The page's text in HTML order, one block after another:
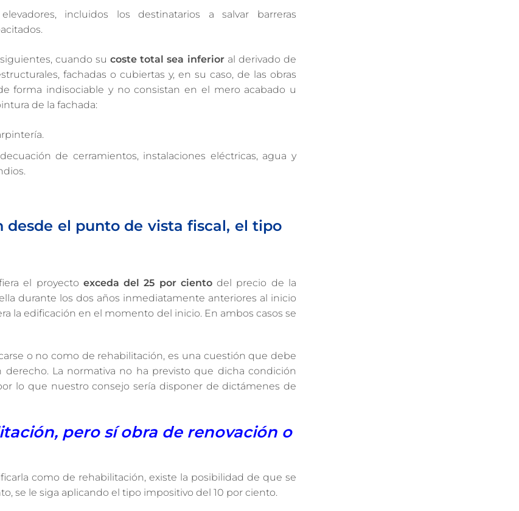
incluidos los destinatarios a salvar barreras
cuando sucoste total sea inferioral derivado de
fachadas o cubiertas y, en su caso, de las obras
forma indisociable y no consistan en el mero acabado u
de la fachada:
de cerramientos, instalaciones eléctricas, agua y
el punto de vista fiscal, el tipo
el proyecto exceda del 25 por cientodel precio de la
durante los dos años inmediatamente anteriores al inicio
la edificación en el momento del inicio. En ambos casos se
o no como de rehabilitación, es una cuestión que debe
La normativa no ha previsto que dicha condición
lo que nuestro consejo sería disponer de dictámenes de
pero sí obra de renovación o
como de rehabilitación, existe la posibilidad de que se
se le siga aplicando el tipo impositivo del 10 por ciento.